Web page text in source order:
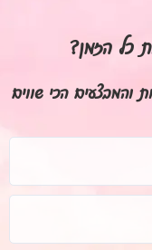
כל הזמן?
והמבצעים הכי שווים